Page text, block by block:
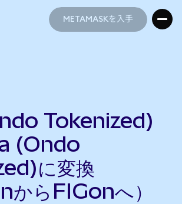
METAMASKを入手
Tokenized)
(Ondo
に変換
からFIGonへ）